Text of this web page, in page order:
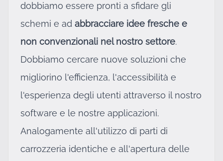
dobbiamo essere pronti a sfidare gli
schemi e ad abbracciare idee fresche e
non convenzionali nel nostro settore.
Dobbiamo cercare nuove soluzioni che
migliorino l'efficienza, l'accessibilità e
l'esperienza degli utenti attraverso il nostro
software e le nostre applicazioni.
Analogamente all'utilizzo di parti di
carrozzeria identiche e all'apertura delle